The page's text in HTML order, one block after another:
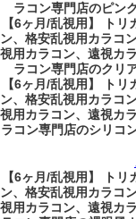
ラコン専門店のピン
【6ヶ月/乱視用】 ト
ン、格安乱視用カラコ
視用カラコン、遠視カ
ラコン専門店のクリ
【6ヶ月/乱視用】 ト
ン、格安乱視用カラコ
視用カラコン、遠視カ
ラコン専門店のシリコ
【6ヶ月/乱視用】 ト
ン、格安乱視用カラコ
視用カラコン、遠視カ